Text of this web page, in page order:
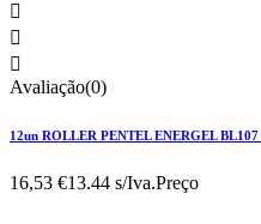



Avaliação(0)
12un ROLLER PENTEL ENERGEL
16,53 €13.44 s/Iva.Preço